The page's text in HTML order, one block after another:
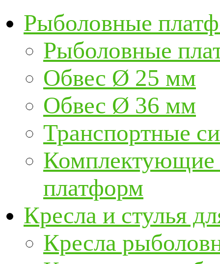
Рыболовные
Рыболовные
Обвес Ø 25 мм
Обвес Ø 36 мм
Транспортные
Комплектующие
платформ
Кресла и стулья
Кресла